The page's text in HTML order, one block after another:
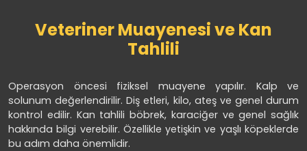
Veteriner Muayenesi ve Kan
Tahlili
Operasyon öncesi fiziksel muayene yapılır. Kalp ve
solunum değerlendirilir. Diş etleri, kilo, ateş ve genel durum
kontrol edilir. Kan tahlili böbrek, karaciğer ve genel sağlık
hakkında bilgi verebilir. Özellikle yetişkin ve yaşlı köpeklerde
bu adım daha önemlidir.